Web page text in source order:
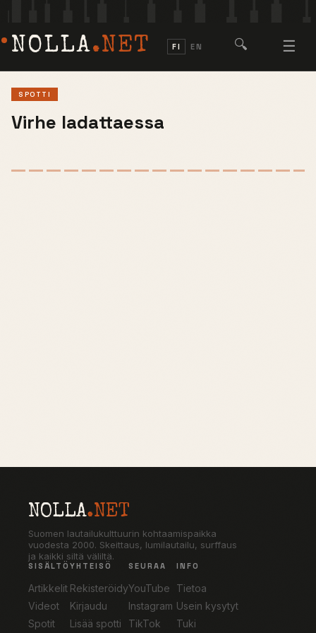
NOLLA.NET FI EN 🔍 ☰
SPOTTI
Virhe ladattaessa
NOLLA.NET
Suomen lautailukulttuurin kohtaamispaikka
vuodesta 2000. Skeittaus, lumilautailu, surffaus
ja kaikki siltä väliltä.
SISÄLTÖ
Artikkelit
Videot
Spotit
YHTEISÖ
Rekisteröidy
Kirjaudu
Lisää spotti
SEURAA
YouTube
Instagram
TikTok
INFO
Tietoa
Usein kysytyt
Tuki